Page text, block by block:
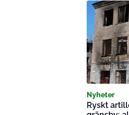
Nyheter
Ryskt